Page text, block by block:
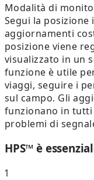
Modalità di
Segui la
aggiornamenti
posizione viene
visualizzato in un
funzione è utile
viaggi, seguire i
sul campo. Gli
funzionano in tutti
problemi di
HPS™ è
1